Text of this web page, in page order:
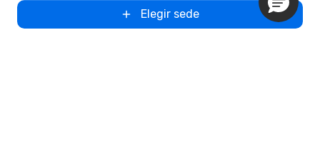
Elegir sede